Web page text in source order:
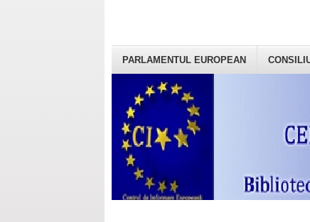
PARLAMENTUL EUROPEAN